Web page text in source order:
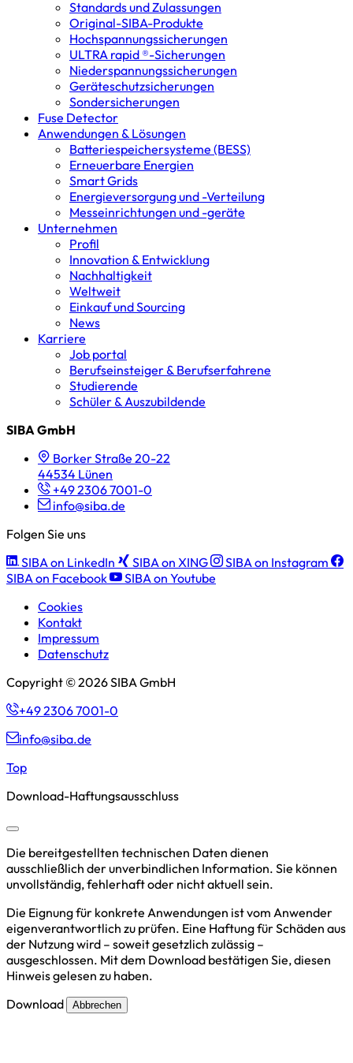
Standards und Zulassungen
Original-SIBA-Produkte
Hochspannungs­sicherungen
ULTRA rapid ®-Sicherungen
Niederspannungs­sicherungen
Geräteschutz­sicherungen
Sondersicherungen
Fuse Detector
Anwendungen & Lösungen
Batterie­speicher­systeme (BESS)
Erneuerbare Energien
Smart Grids
Energieversorgung und -Verteilung
Messeinrichtungen und -geräte
Unternehmen
Profil
Innovation & Entwicklung
Nachhaltigkeit
Weltweit
Einkauf und Sourcing
News
Karriere
Job portal
Berufseinsteiger & Berufserfahrene
Studierende
Schüler & Auszubildende
SIBA GmbH
Borker Straße 20-22
44534 Lünen
+49 2306 7001-0
info@siba.de
Folgen Sie uns
SIBA on LinkedIn
SIBA on XING
SIBA on Instagram
SIBA on Facebook
SIBA on Youtube
Cookies
Kontakt
Impressum
Datenschutz
Copyright © 2026 SIBA GmbH
+49 2306 7001-0
info@siba.de
Top
Download-Haftungsausschluss
Die bereitgestellten technischen Daten dienen
ausschließlich der unverbindlichen Information. Sie können
unvollständig, fehlerhaft oder nicht aktuell sein.
Die Eignung für konkrete Anwendungen ist vom Anwender
eigenverantwortlich zu prüfen. Eine Haftung für Schäden aus
der Nutzung wird – soweit gesetzlich zulässig –
ausgeschlossen. Mit dem Download bestätigen Sie, diesen
Hinweis gelesen zu haben.
Download
Abbrechen